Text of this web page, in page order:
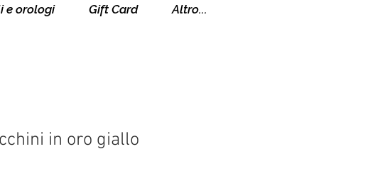
e orologi Gift Card Altro...
in oro giallo